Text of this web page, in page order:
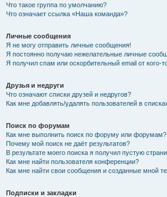
Что такое группа по умолчанию?
Что означает ссылка «Наша команда»?
Личные сообщения
Я не могу отправить личные сообщения!
Я постоянно получаю нежелательные личные
Я получил спам или оскорбительный email от кого-
Друзья и недруги
Что означают списки друзей и недругов?
Как мне добавлять/удалять пользователей в
Поиск по форумам
Как мне выполнить поиск по форуму или форумам?
Почему мой поиск не даёт результатов?
В результате моего поиска я получил пустую
Как мне найти пользователя конференции?
Как мне найти свои сообщения и созданные мной
Подписки и закладки